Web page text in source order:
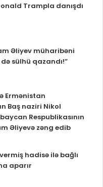
Trampla danışdı
Əliyev müharibəni
sülhü qazandı!”
Ermənistan
Baş naziri Nikol
Respublikasının
Əliyevə zəng edib
hadisə ilə bağlı
aparır